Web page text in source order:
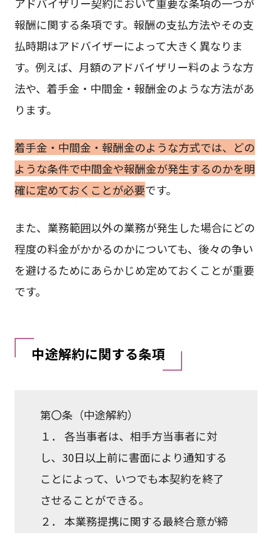
アドバイザリー契約において重要な条項の一つが
報酬に関する条項です。報酬の支払方法やその支
払時期はアドバイザーによって大きく異なりま
す。例えば、月額のアドバイザリー料のような方
法や、着手金・中間金・報酬金のような方法があ
ります。
着手金・中間金・報酬金のような方式では、どの
ような条件で中間金や報酬金が発生するのかを明
確に定めておくことが必要です。
また、業務範囲以外の業務が発生した場合にどの
程度の料金がかかるのかについても、後々の争い
を避けるためにあらかじめ定めておくことが重要
です。
中途解約に関する条項
第〇条（中途解約）
１． 各当事者は、相手方当事者に対
し、30日以上前に書面により通知する
ことによって、いつでも本契約を終了
させることができる。
２． 本業務提携に関する最終合意が締